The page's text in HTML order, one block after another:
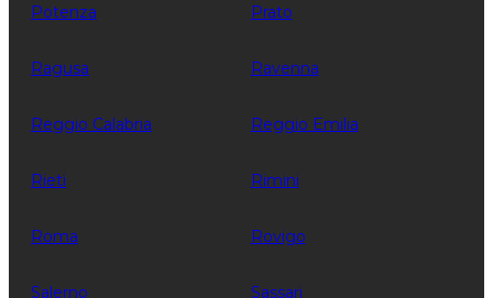
Potenza Prato
Ragusa Ravenna
Reggio Calabria Reggio Emilia
Rieti Rimini
Roma Rovigo
Salerno Sassari